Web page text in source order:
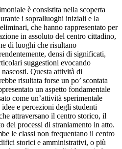
è consistita nella scoperta
i sopralluoghi iniziali e la
che hanno rappresentato per
in assoluto del centro cittadino,
di luoghi che risultano
densi di significati,
suggestioni evocando
Questa attività di
risultata forse un po’ scontata
un aspetto fondamentale
come un’attività sperimentale
e percezioni degli studenti
attraversano il centro storico, il
dei processi di straniamento in atto.
le classi non frequentano il centro
storici e amministrativi, o più